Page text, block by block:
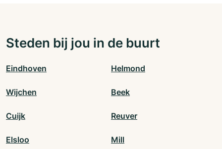
Steden bij jou in de buurt
Eindhoven Helmond
Wijchen Beek
Cuijk Reuver
Elsloo Mill